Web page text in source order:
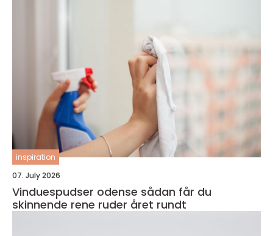
inspiration
07. July 2026
Vinduespudser odense sådan får du
skinnende rene ruder året rundt